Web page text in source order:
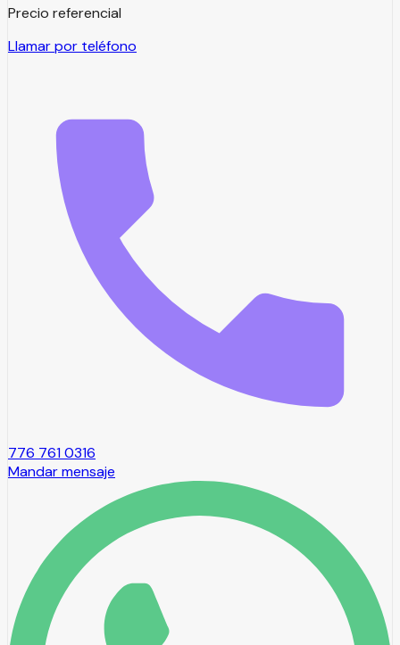
Precio referencial
Llamar por teléfono
776 761 0316
Mandar mensaje